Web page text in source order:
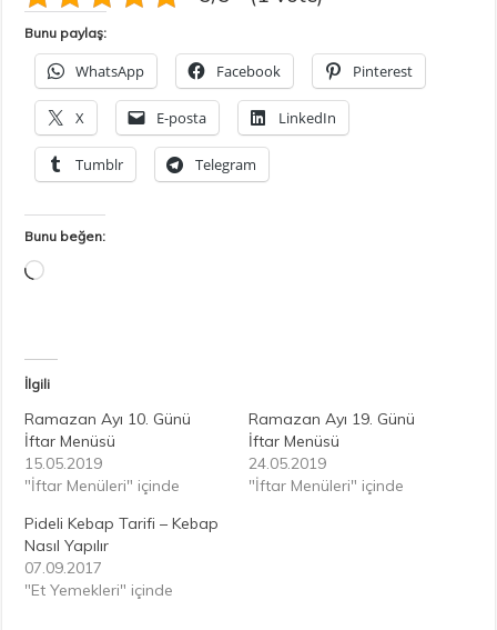
Bunu paylaş:
WhatsApp Facebook Pinterest
X E-posta LinkedIn
Tumblr Telegram
Bunu beğen:
Yükleniyor...
İlgili
Ramazan Ayı 10. Günü
İftar Menüsü
15.05.2019
"İftar Menüleri" içinde
Ramazan Ayı 19. Günü
İftar Menüsü
24.05.2019
"İftar Menüleri" içinde
Pideli Kebap Tarifi – Kebap
Nasıl Yapılır
07.09.2017
"Et Yemekleri" içinde